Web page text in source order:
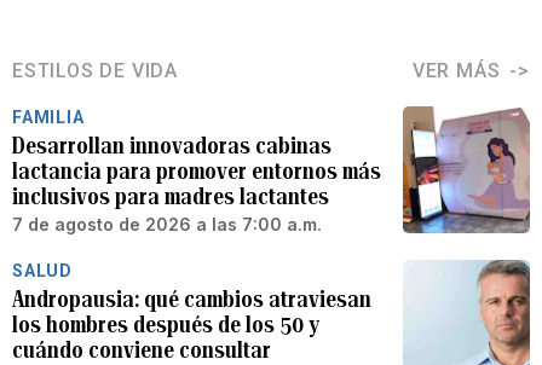
ESTILOS DE VIDA VER MÁS
FAMILIA
Desarrollan innovadoras cabinas
lactancia para promover entornos más
inclusivos para madres lactantes
7 de agosto de 2026 a las 7:00 a.m.
SALUD
Andropausia: qué cambios atraviesan
los hombres después de los 50 y
cuándo conviene consultar